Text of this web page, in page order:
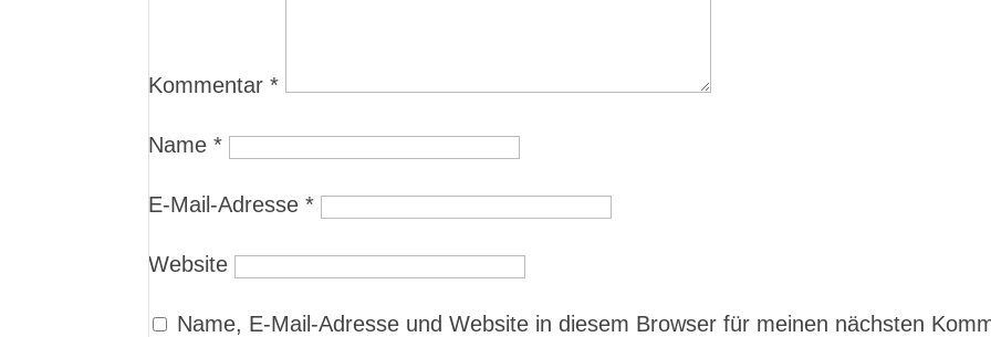
Kommentar*
Name*
E-Mail-Adresse*
Website
Name, E-Mail-Adresse und Website in diesem Browser für meinen nächsten